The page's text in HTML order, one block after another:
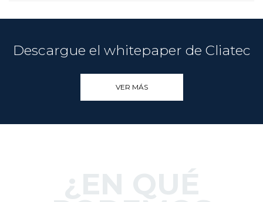
Descargue el whitepaper de Cliatec
VER MÁS